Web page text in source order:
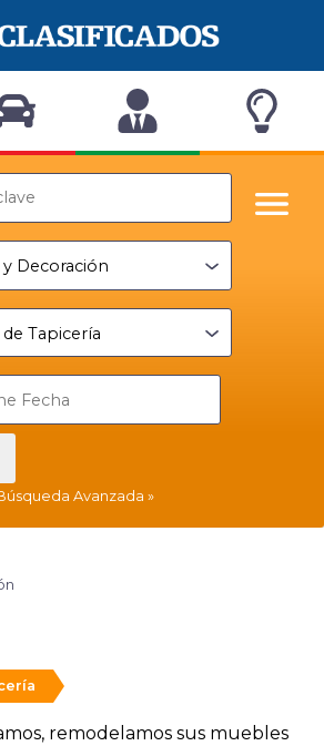
Avanzada
remodelamos sus muebles